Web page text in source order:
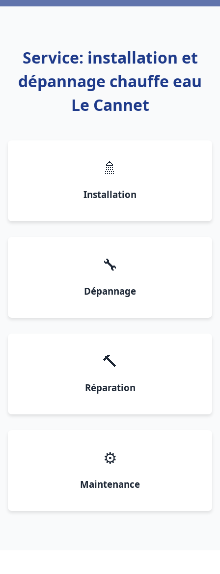
Service: installation et
dépannage chauffe eau
Le Cannet
🚿
Installation
🔧
Dépannage
🔨
Réparation
⚙️
Maintenance